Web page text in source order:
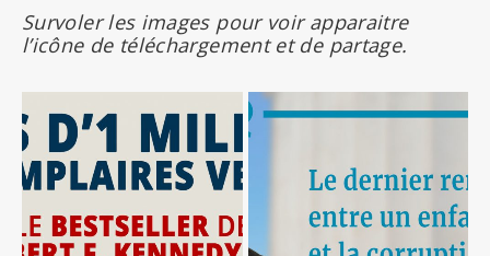
Survoler les images pour voir apparaitre
l’icône de téléchargement et de partage.